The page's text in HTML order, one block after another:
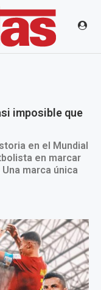
imposible que
en el Mundial
en marcar
marca única